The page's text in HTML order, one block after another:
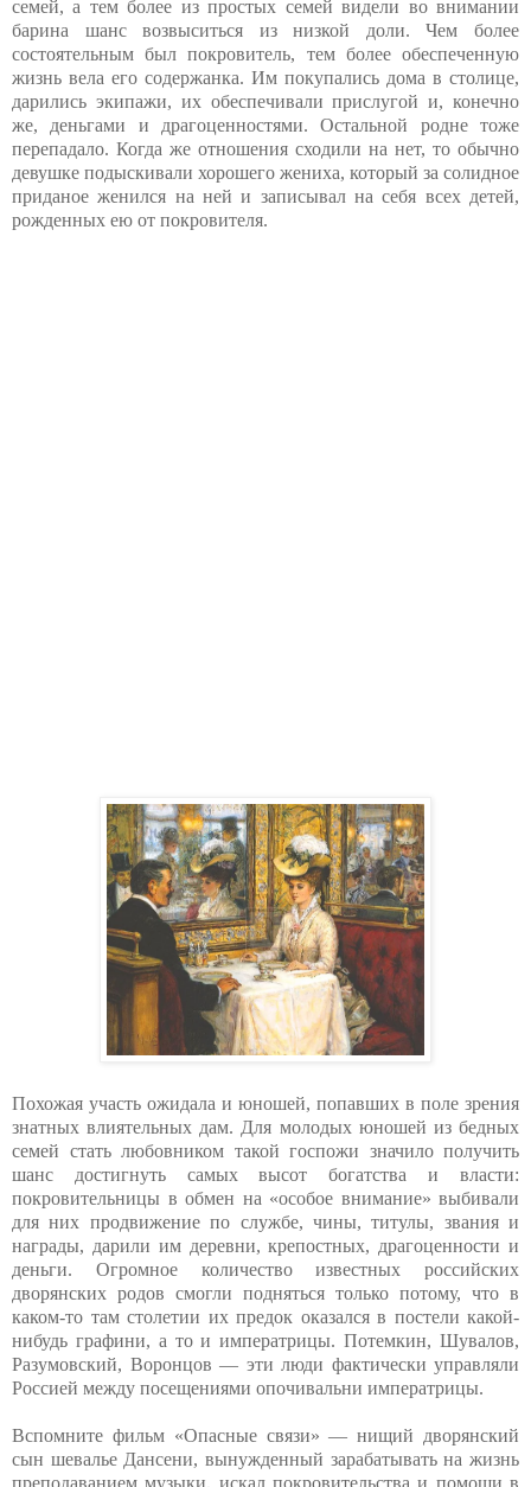
семей, а тем более из простых семей видели во внимании
барина шанс возвыситься из низкой доли. Чем более
состоятельным был покровитель, тем более обеспеченную
жизнь вела его содержанка. Им покупались дома в столице,
дарились экипажи, их обеспечивали прислугой и, конечно
же, деньгами и драгоценностями. Остальной родне тоже
перепадало. Когда же отношения сходили на нет, то обычно
девушке подыскивали хорошего жениха, который за солидное
приданое женился на ней и записывал на себя всех детей,
рожденных ею от покровителя.
Похожая участь ожидала и юношей, попавших в поле зрения
знатных влиятельных дам. Для молодых юношей из бедных
семей стать любовником такой госпожи значило получить
шанс достигнуть самых высот богатства и власти:
покровительницы в обмен на «особое внимание» выбивали
для них продвижение по службе, чины, титулы, звания и
награды, дарили им деревни, крепостных, драгоценности и
деньги. Огромное количество известных российских
дворянских родов смогли подняться только потому, что в
каком-то там столетии их предок оказался в постели какой-
нибудь графини, а то и императрицы. Потемкин, Шувалов,
Разумовский, Воронцов — эти люди фактически управляли
Россией между посещениями опочивальни императрицы.
Вспомните фильм «Опасные связи» — нищий дворянский
сын шевалье Дансени, вынужденный зарабатывать на жизнь